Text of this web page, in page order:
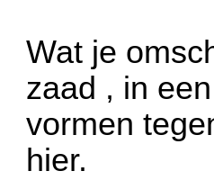
Wat je
zaad , in
vormen
hier.